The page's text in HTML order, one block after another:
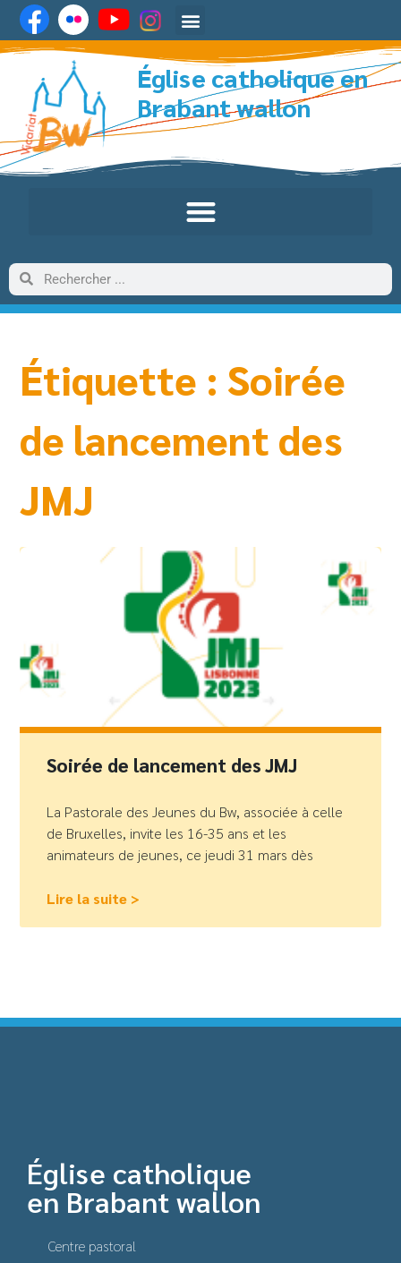
Église catholique en
Brabant wallon
Étiquette : Soirée
de lancement des
JMJ
Soirée de lancement des JMJ
La Pastorale des Jeunes du Bw, associée à celle
de Bruxelles, invite les 16-35 ans et les
animateurs de jeunes, ce jeudi 31 mars dès
Lire la suite >
Église catholique
en Brabant wallon
Centre pastoral